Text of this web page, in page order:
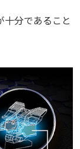
分であること